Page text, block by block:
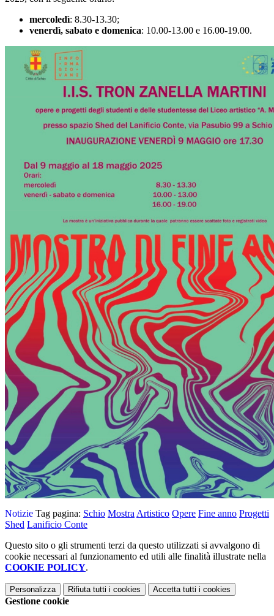
mercoledì: 8.30-13.30;
venerdì, sabato e domenica: 10.00-13.00 e 16.00-19.00.
Notizie Tag pagina: Schio Mostra Artistico Opere Fine anno Progetti
Shed Lanificio Conte
Questo sito o gli strumenti terzi da questo utilizzati si avvalgono di
cookie necessari al funzionamento ed utili alle finalità illustrate nella
COOKIE POLICY.
Personalizza Rifiuta tutti i cookies Accetta tutti i cookies
Gestione cookie